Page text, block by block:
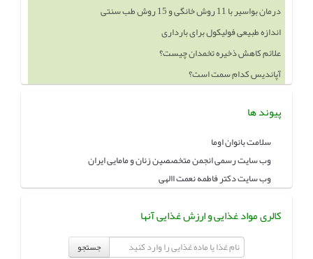
درمان بواسیر با 11 روش خانگی و 15 روش طب سنتی
اندازه طبیعی فولیکول برای بارداری
علائم کاهش ذخیره تخمدان چیست؟
آپاندیس کدام سمت است؟
پیوند ها
سلامت بانوان اوما
وب سایت رسمی انجمن متخصصین زنان و مامایی ایران
وب سایت دکتر فاطمه نعمت االهی
کالری مواد غذایی و ارزش غذایی آنها
جستجو